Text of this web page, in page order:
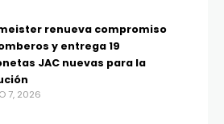
renueva compromiso
y entrega 19
JAC nuevas para la
7, 2026